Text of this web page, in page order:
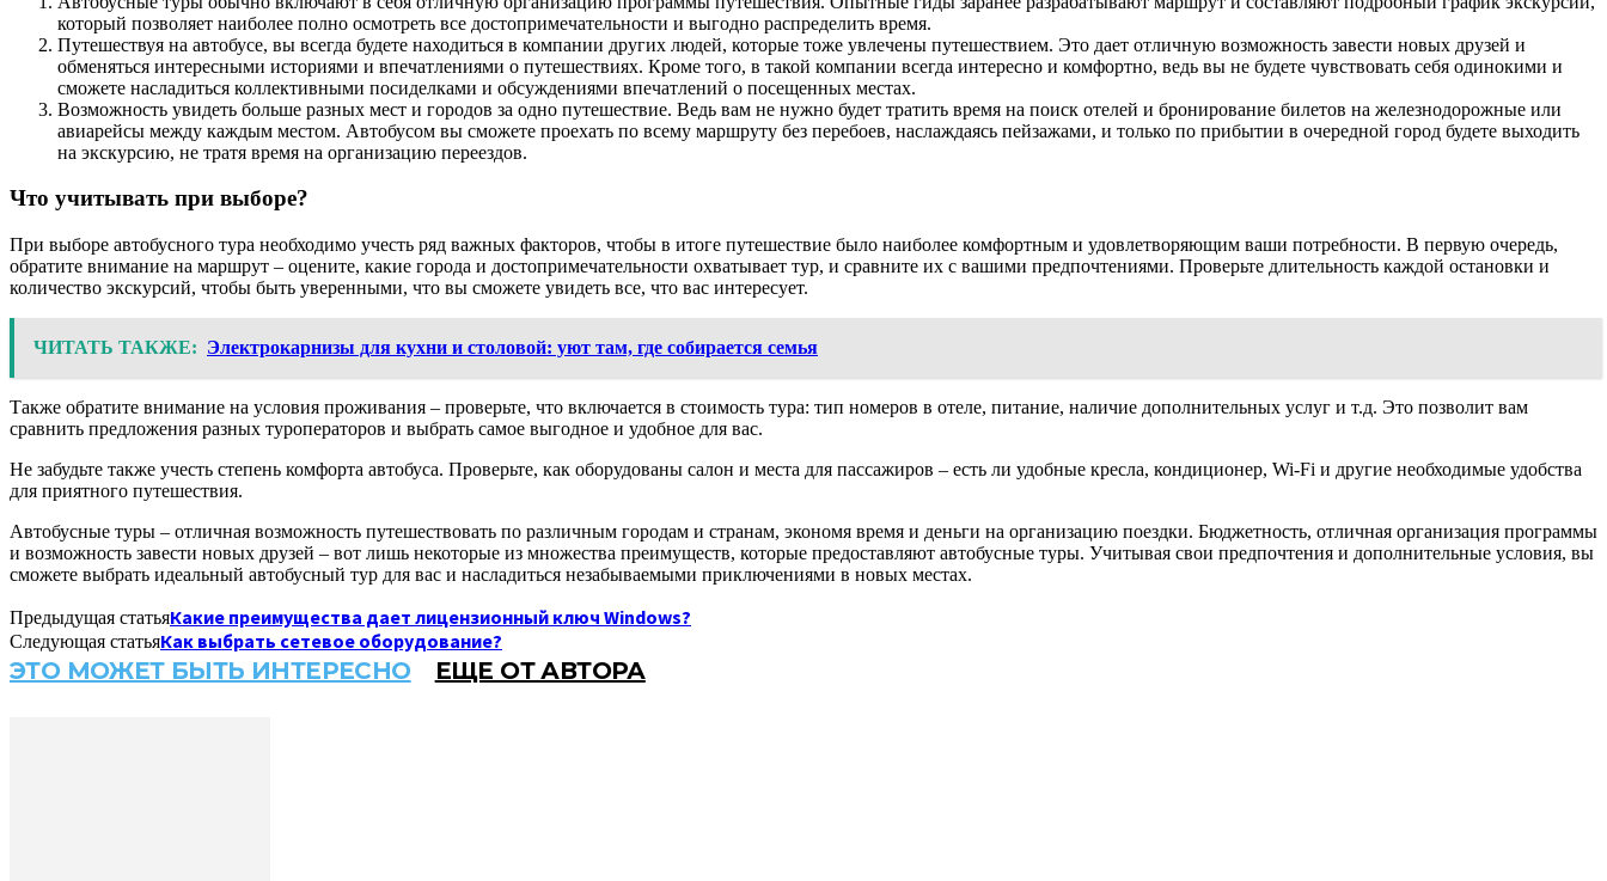
который позволяет наиболее полно осмотреть все достопримечательности и выгодно распределить время.
Путешествуя на автобусе, вы всегда будете находиться в компании других людей, которые тоже увлечены путешествием. Это дает отличную возможность завести новых друзей и
обменяться интересными историями и впечатлениями о путешествиях. Кроме того, в такой компании всегда интересно и комфортно, ведь вы не будете чувствовать себя одинокими и
сможете насладиться коллективными посиделками и обсуждениями впечатлений о посещенных местах.
Возможность увидеть больше разных мест и городов за одно путешествие. Ведь вам не нужно будет тратить время на поиск отелей и бронирование билетов на железнодорожные или
авиарейсы между каждым местом. Автобусом вы сможете проехать по всему маршруту без перебоев, наслаждаясь пейзажами, и только по прибытии в очередной город будете выходить
на экскурсию, не тратя время на организацию переездов.
Что учитывать при выборе?
При выборе автобусного тура необходимо учесть ряд важных факторов, чтобы в итоге путешествие было наиболее комфортным и удовлетворяющим ваши потребности. В первую очередь,
обратите внимание на маршрут – оцените, какие города и достопримечательности охватывает тур, и сравните их с вашими предпочтениями. Проверьте длительность каждой остановки и
количество экскурсий, чтобы быть уверенными, что вы сможете увидеть все, что вас интересует.
ЧИТАТЬ ТАКЖЕ: Электрокарнизы для кухни и столовой: уют там, где собирается семья
Также обратите внимание на условия проживания – проверьте, что включается в стоимость тура: тип номеров в отеле, питание, наличие дополнительных услуг и т.д. Это позволит вам
сравнить предложения разных туроператоров и выбрать самое выгодное и удобное для вас.
Не забудьте также учесть степень комфорта автобуса. Проверьте, как оборудованы салон и места для пассажиров – есть ли удобные кресла, кондиционер, Wi-Fi и другие необходимые удобства
для приятного путешествия.
Автобусные туры – отличная возможность путешествовать по различным городам и странам, экономя время и деньги на организацию поездки. Бюджетность, отличная организация программы
и возможность завести новых друзей – вот лишь некоторые из множества преимуществ, которые предоставляют автобусные туры. Учитывая свои предпочтения и дополнительные условия, вы
сможете выбрать идеальный автобусный тур для вас и насладиться незабываемыми приключениями в новых местах.
Предыдущая статьяКакие преимущества дает лицензионный ключ Windows?
Следующая статьяКак выбрать сетевое оборудование?
ЭТО МОЖЕТ БЫТЬ ИНТЕРЕСНО ЕЩЕ ОТ АВТОРА